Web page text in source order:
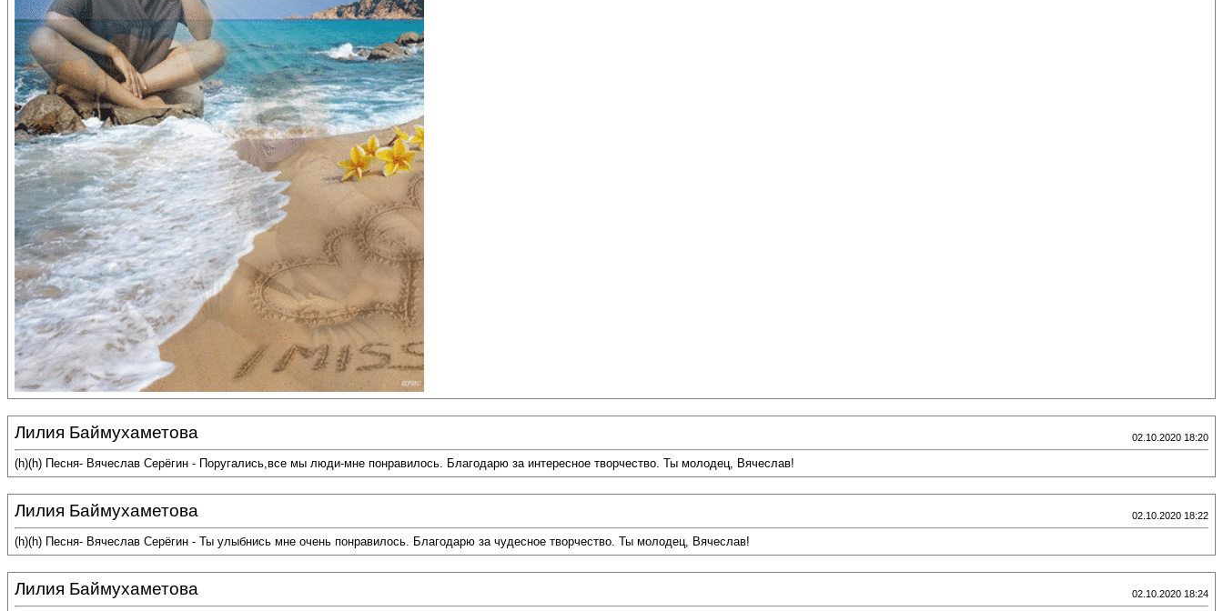
Лилия Баймухаметова 02.10.2020 18:20
(h)(h) Песня- Вячеслав Серёгин - Поругались,все мы люди-мне понравилось. Благодарю за интересное творчество. Ты молодец, Вячеслав!
Лилия Баймухаметова 02.10.2020 18:22
(h)(h) Песня- Вячеслав Серёгин - Ты улыбнись мне очень понравилось. Благодарю за чудесное творчество. Ты молодец, Вячеслав!
Лилия Баймухаметова 02.10.2020 18:24